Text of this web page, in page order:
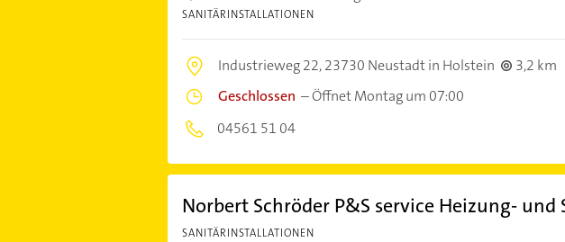
SANITÄRINSTALLATIONEN
Industrieweg 22,23730 Neustadt in Holstein
3,2 km
Geschlossen –Öffnet Montag um 07:00
04561 51 04
Norbert Schröder P&S service Heizung-
SANITÄRINSTALLATIONEN